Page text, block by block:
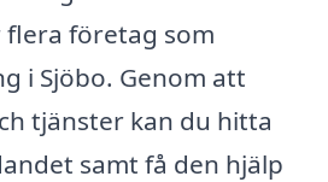
företag som
i Sjöbo. Genom att
tjänster kan du hitta
samt få den hjälp